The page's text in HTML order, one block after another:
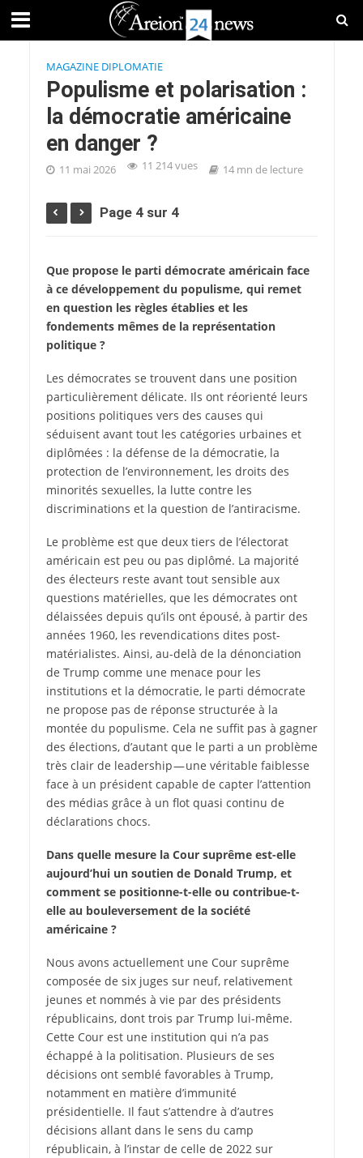
MAGAZINE DIPLOMATIE
Populisme et polarisation :
la démocratie américaine
en danger ?
11 mai 2026 11 214 vues 14 mn de lecture
Page 4 sur 4
Que propose le parti démocrate américain face
à ce développement du populisme, qui remet
en question les règles établies et les
fondements mêmes de la représentation
politique ?
Les démocrates se trouvent dans une position
particulièrement délicate. Ils ont réorienté leurs
positions politiques vers des causes qui
séduisent avant tout les catégories urbaines et
diplômées : la défense de la démocratie, la
protection de l’environnement, les droits des
minorités sexuelles, la lutte contre les
discriminations et la question de l’antiracisme.
Le problème est que deux tiers de l’électorat
américain est peu ou pas diplômé. La majorité
des électeurs reste avant tout sensible aux
questions matérielles, que les démocrates ont
délaissées depuis qu’ils ont épousé, à partir des
années 1960, les revendications dites post-
matérialistes. Ainsi, au-delà de la dénonciation
de Trump comme une menace pour les
institutions et la démocratie, le parti démocrate
ne propose pas de réponse structurée à la
montée du populisme. Cela ne suffit pas à gagner
des élections, d’autant que le parti a un problème
très clair de leadership — une véritable faiblesse
face à un président capable de capter l’attention
des médias grâce à un flot quasi continu de
déclarations chocs.
Dans quelle mesure la Cour suprême est-elle
aujourd’hui un soutien de Donald Trump, et
comment se positionne-t-elle ou contribue-t-
elle au bouleversement de la société
américaine ?
Nous avons actuellement une Cour suprême
composée de six juges sur neuf, relativement
jeunes et nommés à vie par des présidents
républicains, dont trois par Trump lui-même.
Cette Cour est une institution qui n’a pas
échappé à la politisation. Plusieurs de ses
décisions ont semblé favorables à Trump,
notamment en matière d’immunité
présidentielle. Il faut s’attendre à d’autres
décisions allant dans le sens du camp
républicain, à l’instar de celle de 2022 sur